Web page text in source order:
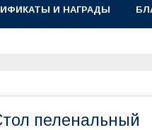
И НАГРАДЫ
пеленальный